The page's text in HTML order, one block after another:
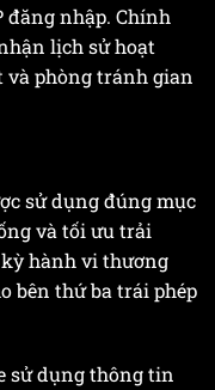
nhập. Chính
lịch sử hoạt
và phòng tránh gian
sử dụng đúng mục
và tối ưu trải
hành vi thương
bên thứ ba trái phép
sử dụng thông tin